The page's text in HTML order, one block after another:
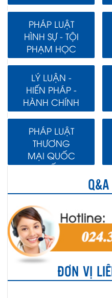
PHÁP LUẬT
HÌNH SỰ - TỘI
PHẠM HỌC
LÝ LUẬN -
HIẾN PHÁP -
HÀNH CHÍNH
PHÁP LUẬT
THƯƠNG
MẠI QUỐC
TẾ
Q&A
ĐƠN VỊ